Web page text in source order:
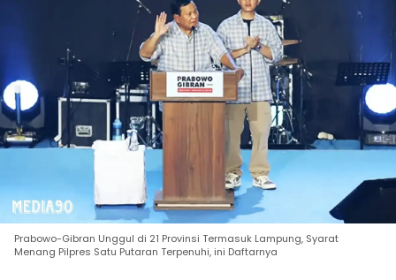
Prabowo-Gibran Unggul di 21 Provinsi Termasuk Lampung, Syarat
Menang Pilpres Satu Putaran Terpenuhi, ini Daftarnya